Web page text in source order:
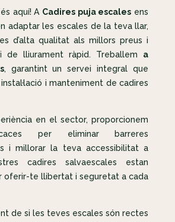
aquí! A Cadires puja escales ens
adaptar les escales de la teva llar,
d’alta qualitat als millors preus i
de lliurament ràpid. Treballem a
, garantint un servei integral que
i manteniment de cadires
en el sector, proporcionem
per eliminar barreres
i millorar la teva accessibilitat a
cadires salvaescales estan
oferir-te llibertat i seguretat a cada
de si les teves escales són rectes